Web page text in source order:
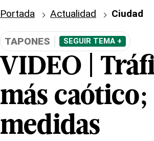
Portada Actualidad Ciudad
TAPONES SEGUIR TEMA +
VIDEO |
más
medidas